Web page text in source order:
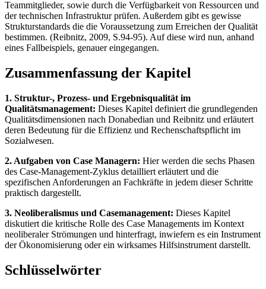
Teammitglieder, sowie durch die Verfügbarkeit von Ressourcen und
der technischen Infrastruktur prüfen. Außerdem gibt es gewisse
Strukturstandards die die Voraussetzung zum Erreichen der Qualität
bestimmen. (Reibnitz, 2009, S.94-95). Auf diese wird nun, anhand
eines Fallbeispiels, genauer eingegangen.
Zusammenfassung der Kapitel
1. Struktur-, Prozess- und Ergebnisqualität im
Qualitätsmanagement: Dieses Kapitel definiert die grundlegenden
Qualitätsdimensionen nach Donabedian und Reibnitz und erläutert
deren Bedeutung für die Effizienz und Rechenschaftspflicht im
Sozialwesen.
2. Aufgaben von Case Managern: Hier werden die sechs Phasen
des Case-Management-Zyklus detailliert erläutert und die
spezifischen Anforderungen an Fachkräfte in jedem dieser Schritte
praktisch dargestellt.
3. Neoliberalismus und Casemanagement: Dieses Kapitel
diskutiert die kritische Rolle des Case Managements im Kontext
neoliberaler Strömungen und hinterfragt, inwiefern es ein Instrument
der Ökonomisierung oder ein wirksames Hilfsinstrument darstellt.
Schlüsselwörter